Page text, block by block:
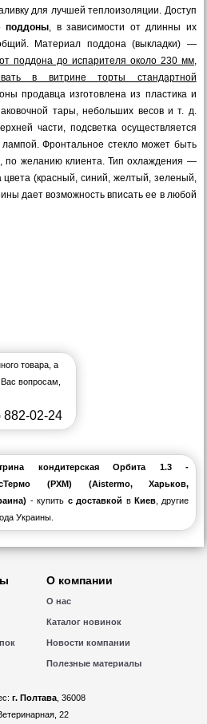
для лучшей теплоизоляции. Доступ
поддоны, в зависимости от длинны их
Материал поддона (выкладки) —
поддона до испарителя около 230 мм,
в витрине торты стандартной
продавца изготовлена из пластика и
тары, небольших весов и т. д.
части, подсветка осуществляется
Фронтальное стекло может быть
по желанию клиента. Тип охлаждения —
(красный, синий, желтый, зеленый,
дает возможность вписать ее в любой
товара, а
вопросам,
882-02-24
кондитерская Орбита 1.3 -
(РХМ) (Aistermo, Харьков,
- купить с доставкой в Киев, другие
Украины.
О компании
О нас
Каталог новинок
Новости компании
Полезные материалы
г. Полтава, 36008
22